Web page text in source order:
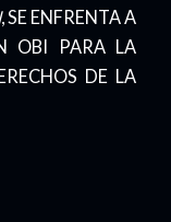
, SE ENFRENTA A
OBI PARA LA
DE LA